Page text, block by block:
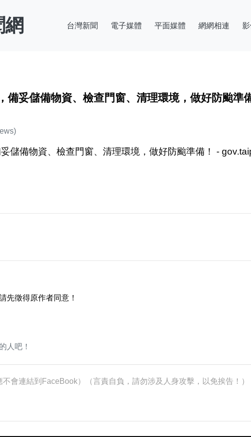
網 台灣新聞 電子媒體 平面媒體 網網相連
備妥儲備物資、檢查門窗、清理環境，做好防颱準
儲備物資、檢查門窗、清理環境，做好防颱準備！ -
先徵得原作者同意！
人吧！
不會連結到FaceBook）（言責自負，請勿涉及人身攻擊，以免挨告！）